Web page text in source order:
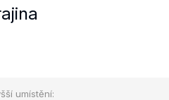
umístění: